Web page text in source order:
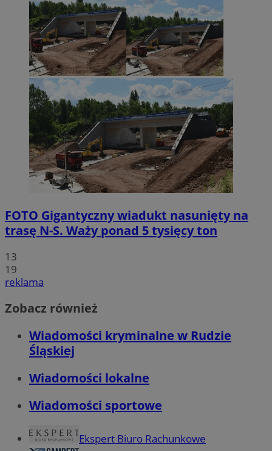
FOTO Gigantyczny wiadukt nasunięty na
trasę N-S. Waży ponad 5 tysięcy ton
13
19
reklama
Zobacz również
Wiadomości kryminalne w Rudzie
Śląskiej
Wiadomości lokalne
Wiadomości sportowe
Ekspert Biuro Rachunkowe